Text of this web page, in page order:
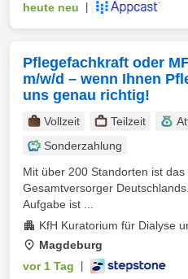
heute neu
Pflegefachkraft oder
m/w/d – wenn Ihnen
uns genau richtig!
Vollzeit Teilzeit
Sonderzahlung
Mit über 200 Standorten ist
Gesamtversorger
Aufgabe ist ...
KfH Kuratorium für Dialyse
Magdeburg
vor 1 Tag